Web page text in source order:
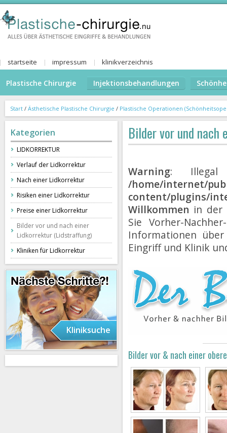
Bilder vor und
Warning: Illegal
/home/internet/
content/plugins/
Willkommen in der
Sie Vorher-
Informationen
Eingriff und Klinik
Bilder vor & nach einer
Kategorien
LIDKORREKTUR
Verlauf der Lidkorrektur
Nach einer Lidkorrektur
Risiken einer Lidkorrektur
Preise einer Lidkorrektur
Bilder vor und nach einer
Lidkorrektur (Lidstraffung)
Kliniken für Lidkorrektur
Kliniksuche
Start / Ästhetische Plastische Chirurgie / Plastische Operationen
startseite impressum klinikverzeichnis
Plastische Chirurgie Injektionsbehandlungen